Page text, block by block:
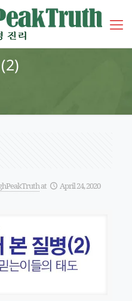
at April 24, 2020